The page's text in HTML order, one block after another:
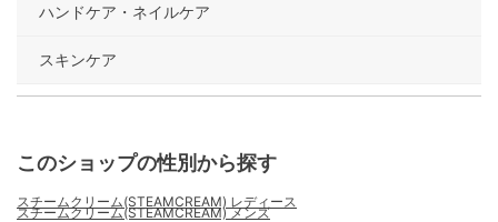
ハンドケア・ネイルケア
スキンケア
このショップの性別から探す
スチームクリーム(STEAMCREAM) レディース
スチームクリーム(STEAMCREAM) メンズ